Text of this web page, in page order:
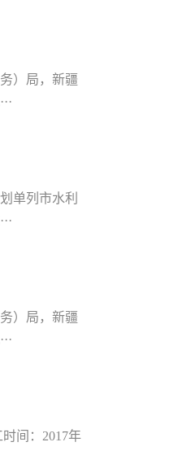
）局，新疆
单列市水利
）局，新疆
间：2017年